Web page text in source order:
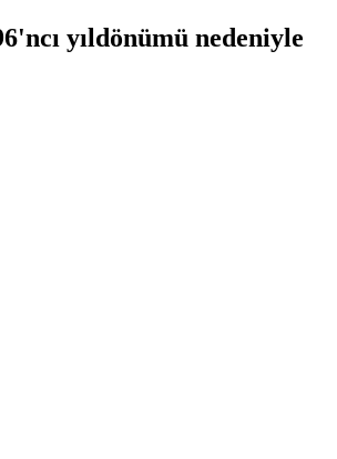
yıldönümü nedeniyle